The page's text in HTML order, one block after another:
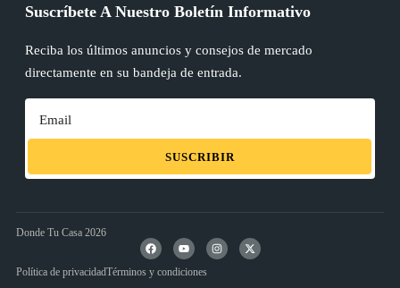
Suscríbete A Nuestro Boletín Informativo
Reciba los últimos anuncios y consejos de mercado
directamente en su bandeja de entrada.
SUSCRIBIR
Donde Tu Casa 2026
Política de privacidadTérminos y condiciones